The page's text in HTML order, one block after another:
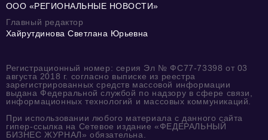
ООО «РЕГИОНАЛЬНЫЕ НОВОСТИ»
Главный редактор
Хайрутдинова Светлана Юрьевна
Регистрационный номер: серия Эл № ФС77-73398 от 03
августа 2018 г. согласно выписке из реестра
зарегистрированных средств массовой информации
выдана Федеральной службой по надзору в сфере связи,
информационных технологий и массовых коммуникаций.
При использовании любого материала с данного сайта
гипер-ссылка на Сетевое издание «ФЕДЕРАЛЬНЫЙ
БИЗНЕС ЖУРНАЛ» обязательна.